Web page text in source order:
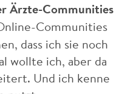
Ärzte-Communities
Communities
dass ich sie noch
wollte ich, aber da
Und ich kenne